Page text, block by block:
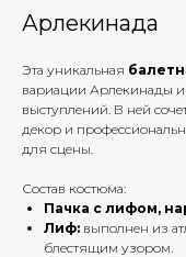
Арлекинада
Эта уникальная
вариации Арлекинады
выступлений. В ней
декор и
для сцены.
Состав костюма:
Пачка с лифом,
Лиф: выполнен из
блестящим узором.